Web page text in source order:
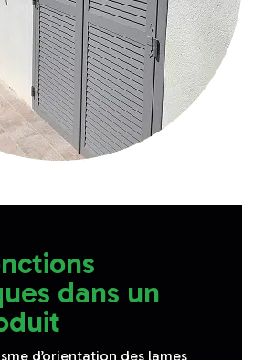
dans un
d’orientation des lames